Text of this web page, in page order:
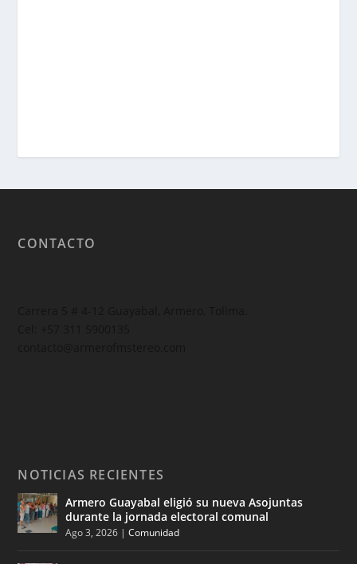
CONTACTO
NOTICIAS RECIENTES
Armero Guayabal eligió su nueva Asojuntas
durante la jornada electoral comunal
Ago 3, 2026 |Comunidad